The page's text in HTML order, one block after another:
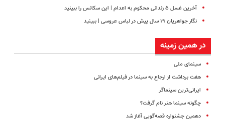
آخرین غسل ۵ زندانی محکوم به اعدام | این سکانس را ببینید
نگار جواهریان ۱۹ سال پیش در لباس عروسی | ببینید
در همین زمینه
سینمای ملی
هفت برداشت از ارجاع به سینما در فیلم‌های ایرانی
ایرانی‌ترین سینماگر
چگونه سینما هنر نام گرفت؟
دهمین جشنواره قصه‌گویی آغاز شد